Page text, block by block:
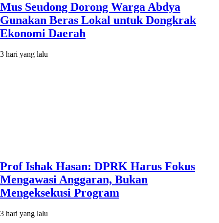
Mus Seudong Dorong Warga Abdya
Gunakan Beras Lokal untuk Dongkrak
Ekonomi Daerah
3 hari yang lalu
Prof Ishak Hasan: DPRK Harus Fokus
Mengawasi Anggaran, Bukan
Mengeksekusi Program
3 hari yang lalu